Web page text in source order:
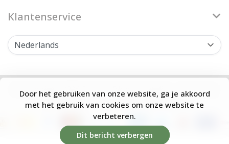
Door het gebruiken van onze website, ga je akkoord
met het gebruik van cookies om onze website te
verbeteren.
Dit bericht verbergen
Klantenservice
© Copyright 2026 Firenze Bloemenatelier - Theme by
Frontlabel - Powered by Lightspeed